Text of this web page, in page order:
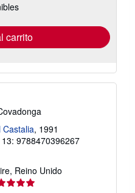
carrito
Castalia, 1991
13: 9788470396267
Reino Unido